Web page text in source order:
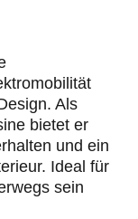
Als
bietet er
und ein
Ideal für
sein